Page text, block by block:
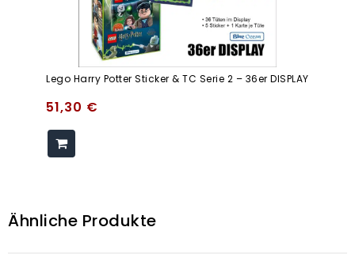
Lego Harry Potter Sticker & TC Serie 2 – 36er DISPLAY
51,30 €
Ähnliche Produkte